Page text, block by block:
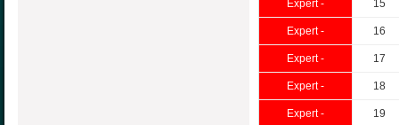
Expert - 15
Expert - 16
Expert - 17
Expert - 18
Expert - 19